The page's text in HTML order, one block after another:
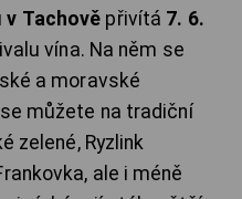
v Tachově přivítá 7. 6.
vína. Na něm se
a moravské
můžete na tradiční
zelené, Ryzlink
ale i méně